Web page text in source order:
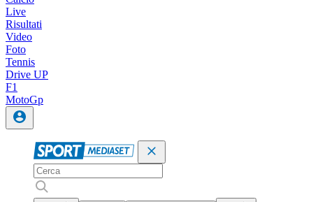
Live
Risultati
Video
Foto
Tennis
Drive UP
F1
MotoGp